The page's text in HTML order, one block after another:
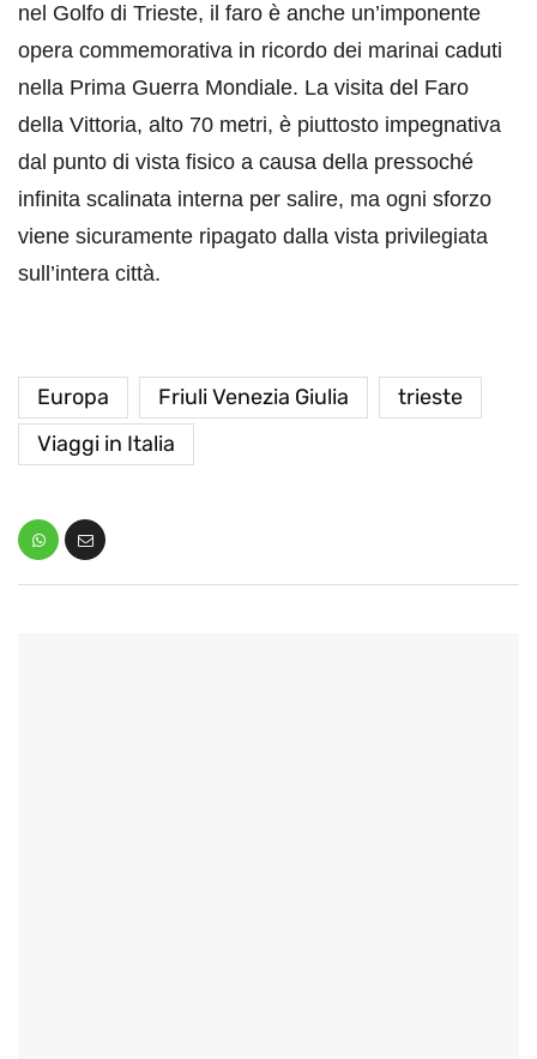
nel Golfo di Trieste, il faro è anche un’imponente
opera commemorativa in ricordo dei marinai caduti
nella Prima Guerra Mondiale. La visita del Faro
della Vittoria, alto 70 metri, è piuttosto impegnativa
dal punto di vista fisico a causa della pressoché
infinita scalinata interna per salire, ma ogni sforzo
viene sicuramente ripagato dalla vista privilegiata
sull’intera città.
Europa Friuli Venezia Giulia
trieste
Viaggi in Italia